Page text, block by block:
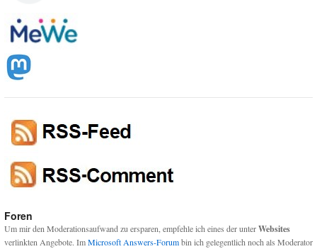
Foren
Um mir den Moderationsaufwand zu ersparen, empfehle ich eines der unterWebsites
verlinkten Angebote. ImMicrosoft Answers-Forumbin ich gelegentlich noch als Moderator